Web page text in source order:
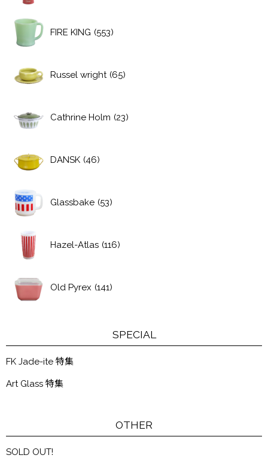
FIRE KING (553)
Russel wright (65)
Cathrine Holm (23)
DANSK (46)
Glassbake (53)
Hazel-Atlas (116)
Old Pyrex (141)
SPECIAL
FK Jade-ite 特集
Art Glass 特集
OTHER
SOLD OUT!